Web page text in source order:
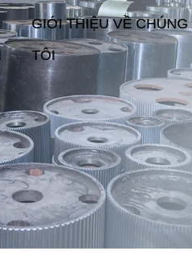
GIỚI THIỆU VỀ CHÚNG
TÔI